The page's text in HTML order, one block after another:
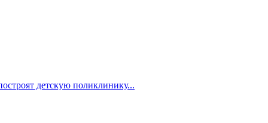
детскую поликлинику...